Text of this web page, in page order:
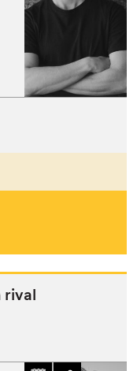
rival